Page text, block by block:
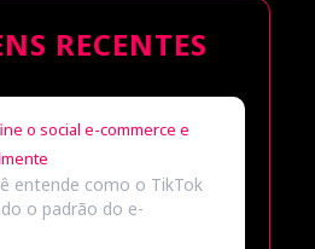
RECENTES
o social e-commerce e
entende como o TikTok
o padrão do e-